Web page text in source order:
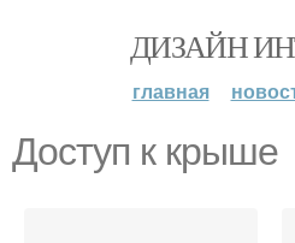
ДИЗАЙН
главная
Доступ к крыше